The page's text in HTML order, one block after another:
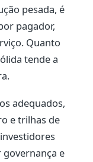
pesada, é
pagador,
Quanto
tende a
adequados,
e trilhas de
e